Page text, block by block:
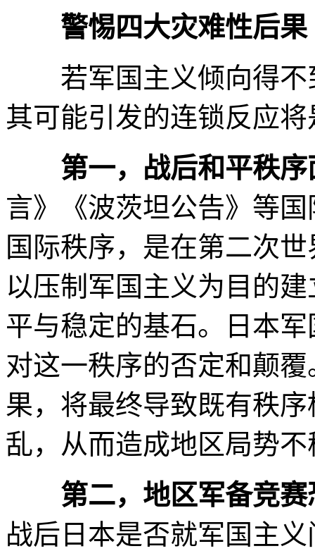
警惕四大灾难性后果
若军国主义倾向得不
其可能引发的连锁反应
第一，战后和平秩
言》《波茨坦公告》等
国际秩序，是在第二次
以压制军国主义为目的
平与稳定的基石。日本
对这一秩序的否定和颠
果，将最终导致既有秩
乱，从而造成地区局势不
第二，地区军备竞
战后日本是否就军国主